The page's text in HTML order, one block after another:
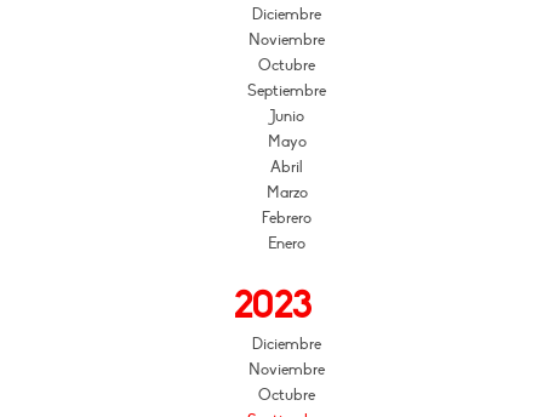
Diciembre
Noviembre
Octubre
Septiembre
Junio
Mayo
Abril
Marzo
Febrero
Enero
2023
Diciembre
Noviembre
Octubre